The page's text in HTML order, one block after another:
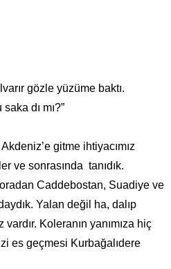
gözle yüzüme baktı.
saka dı mı?”
gitme ihtiyacımız
ve sonrasında tanıdık.
Caddebostan, Suadiye ve
Yalan değil ha, dalıp
Koleranın yanımıza hiç
es geçmesi Kurbağalıdere